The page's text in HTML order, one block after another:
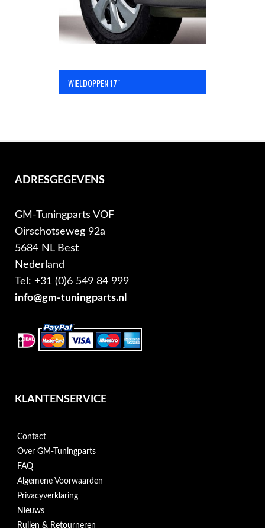
WIELDOPPEN 17″
ADRESGEGEVENS
GM-Tuningparts VOF
Oirschotseweg 92a
5684 NL Best
Nederland
Tel: +31 (0)6 549 84 999
info@gm-tuningparts.nl
KLANTENSERVICE
Contact
Over GM-Tuningparts
FAQ
Algemene Voorwaarden
Privacyverklaring
Nieuws
Ruilen & Retourneren